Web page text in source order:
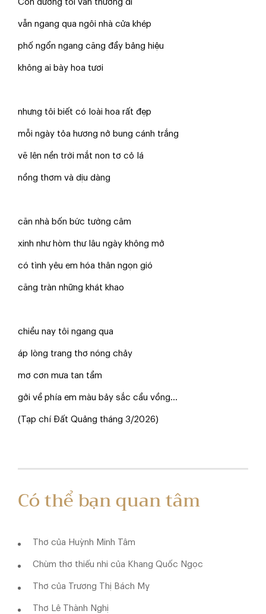
Con đường tôi vẫn thường đi
vẫn ngang qua ngôi nhà cửa khép
phố ngổn ngang căng đầy bảng hiệu
không ai bày hoa tươi
nhưng tôi biết có loài hoa rất đẹp
mỗi ngày tỏa hương nở bung cánh trắng
vẽ lên nền trời mắt non tơ cỏ lá
nồng thơm và dịu dàng
căn nhà bốn bức tường câm
xinh như hòm thư lâu ngày không mở
có tình yêu em hóa thân ngọn gió
căng tràn những khát khao
chiều nay tôi ngang qua
áp lòng trang thơ nóng chảy
mơ cơn mưa tan tầm
gởi về phía em màu bảy sắc cầu vồng...
(Tạp chí Đất Quảng tháng 3/2026)
Có thể bạn quan tâm
Thơ của Huỳnh Minh Tâm
Chùm thơ thiếu nhi của Khang Quốc Ngọc
Thơ của Trương Thị Bách Mỵ
Thơ Lê Thành Nghị